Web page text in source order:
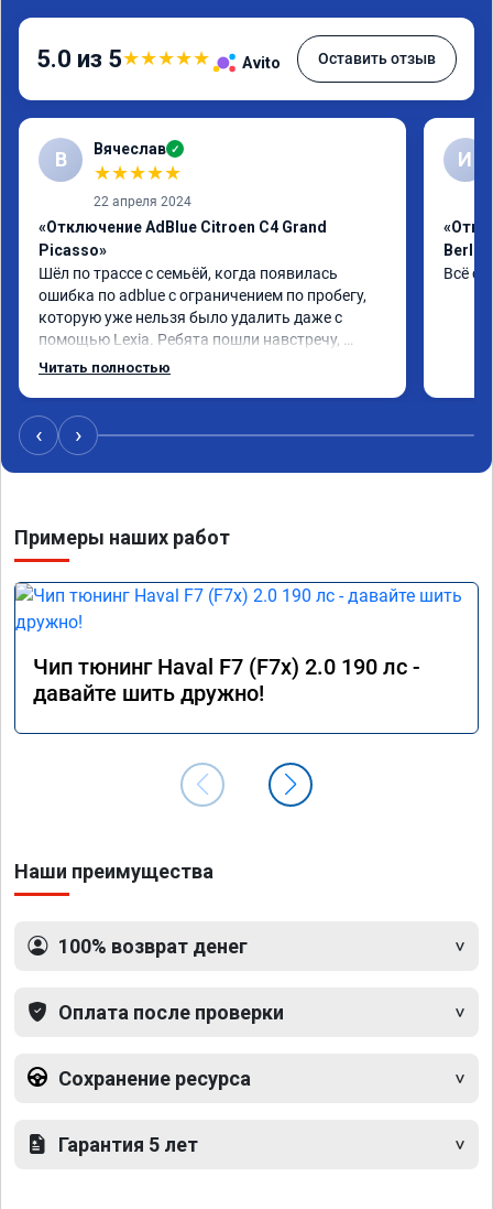
5.0 из 5★★★★★ Avito Оставить отзыв
В Вячеслав ✓
★★★★★
22 апреля 2024
«Отключение AdBlue Citroen C4 Grand
Picasso»
Шёл по трассе с семьёй, когда появилась
ошибка по adblue с ограничением по пробегу,
которую уже нельзя было удалить даже с
помощью Lexia. Ребята пошли навстречу,
оперативно приняли и за час отшили как
Читать полностью
И
Всё
‹ ›
Примеры наших работ
Чип тюнинг Haval F7 (F7x) 2.0 190 лс -
давайте шить дружно!
Наши преимущества
100% возврат денег
Оплата после проверки
Сохранение ресурса
Гарантия 5 лет